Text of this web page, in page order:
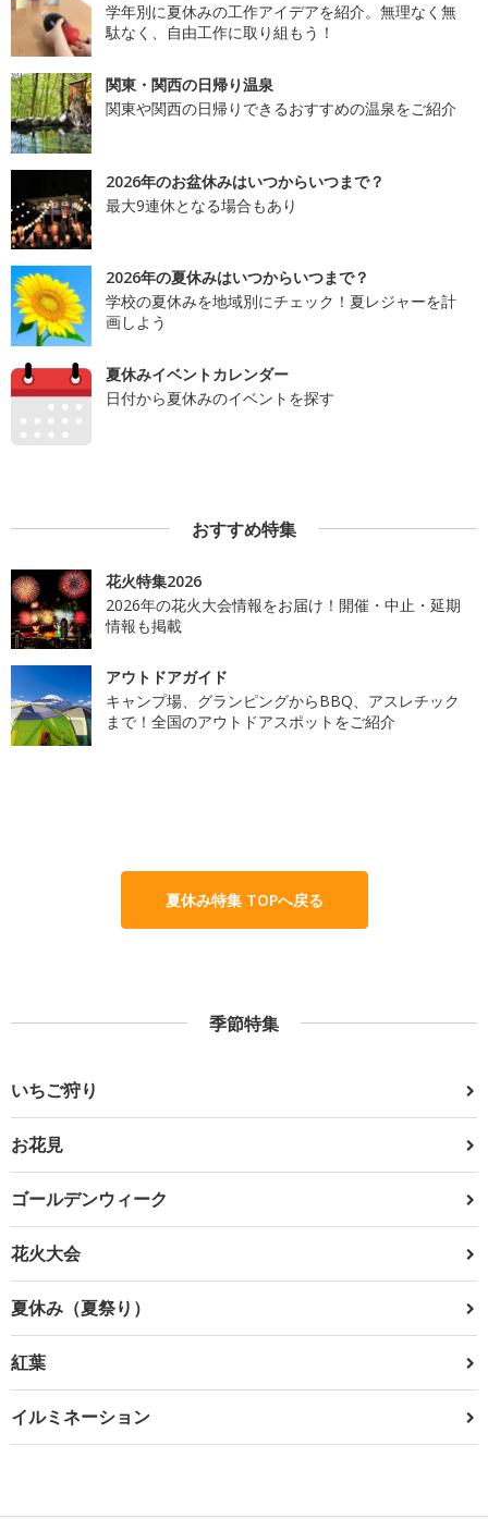
学年別に夏休みの工作アイデアを紹介。無理なく無
駄なく、自由工作に取り組もう！
関東・関西の日帰り温泉
関東や関西の日帰りできるおすすめの温泉をご紹介
2026年のお盆休みはいつからいつまで？
最大9連休となる場合もあり
2026年の夏休みはいつからいつまで？
学校の夏休みを地域別にチェック！夏レジャーを計
画しよう
夏休みイベントカレンダー
日付から夏休みのイベントを探す
おすすめ特集
花火特集2026
2026年の花火大会情報をお届け！開催・中止・延期
情報も掲載
アウトドアガイド
キャンプ場、グランピングからBBQ、アスレチック
まで！全国のアウトドアスポットをご紹介
夏休み特集 TOPへ戻る
季節特集
いちご狩り
お花見
ゴールデンウィーク
花火大会
夏休み（夏祭り）
紅葉
イルミネーション